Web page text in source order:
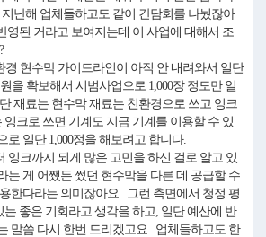
난해 업체들하고도 같이 간담회를 나눴잖아
영된 거라고 보여지는데 이 사업에 대해서 조
경 현수막 가이드라인이 아직 안 내려와서 일단
을 확보해서 시범사업으로 1,000장 정도만 일
재료는 현수막 재료는 친환경으로 쓰고 잉크
잉크로 쓰면 기계도 지금 기계를 이용할 수 있
로 일단 1,000정을 해보려고 합니다.
잉크까지 되게 많은 고민을 하신 걸로 알고 있
는 게 어쨌든 썼던 현수막을 다른 데 공급할 수
한다라는 의미잖아요. 그런 측면에서 청정 평
는 좋은 기회라고 생각을 하고, 일단 예산에 반
말씀 다시 한번 드리겠고요. 업체들하고도 한